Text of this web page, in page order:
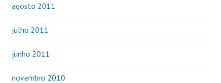
agosto 2011
julho 2011
junho 2011
novembro 2010